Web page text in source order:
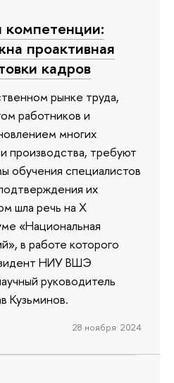
компетенции:
проактивная
кадров
рынке труда,
работников и
многих
производства, требуют
обучения специалистов
их
шла речь на Х
«Национальная
в работе которого
НИУ ВШЭ
руководитель
Кузьминов.
28 ноября 2024